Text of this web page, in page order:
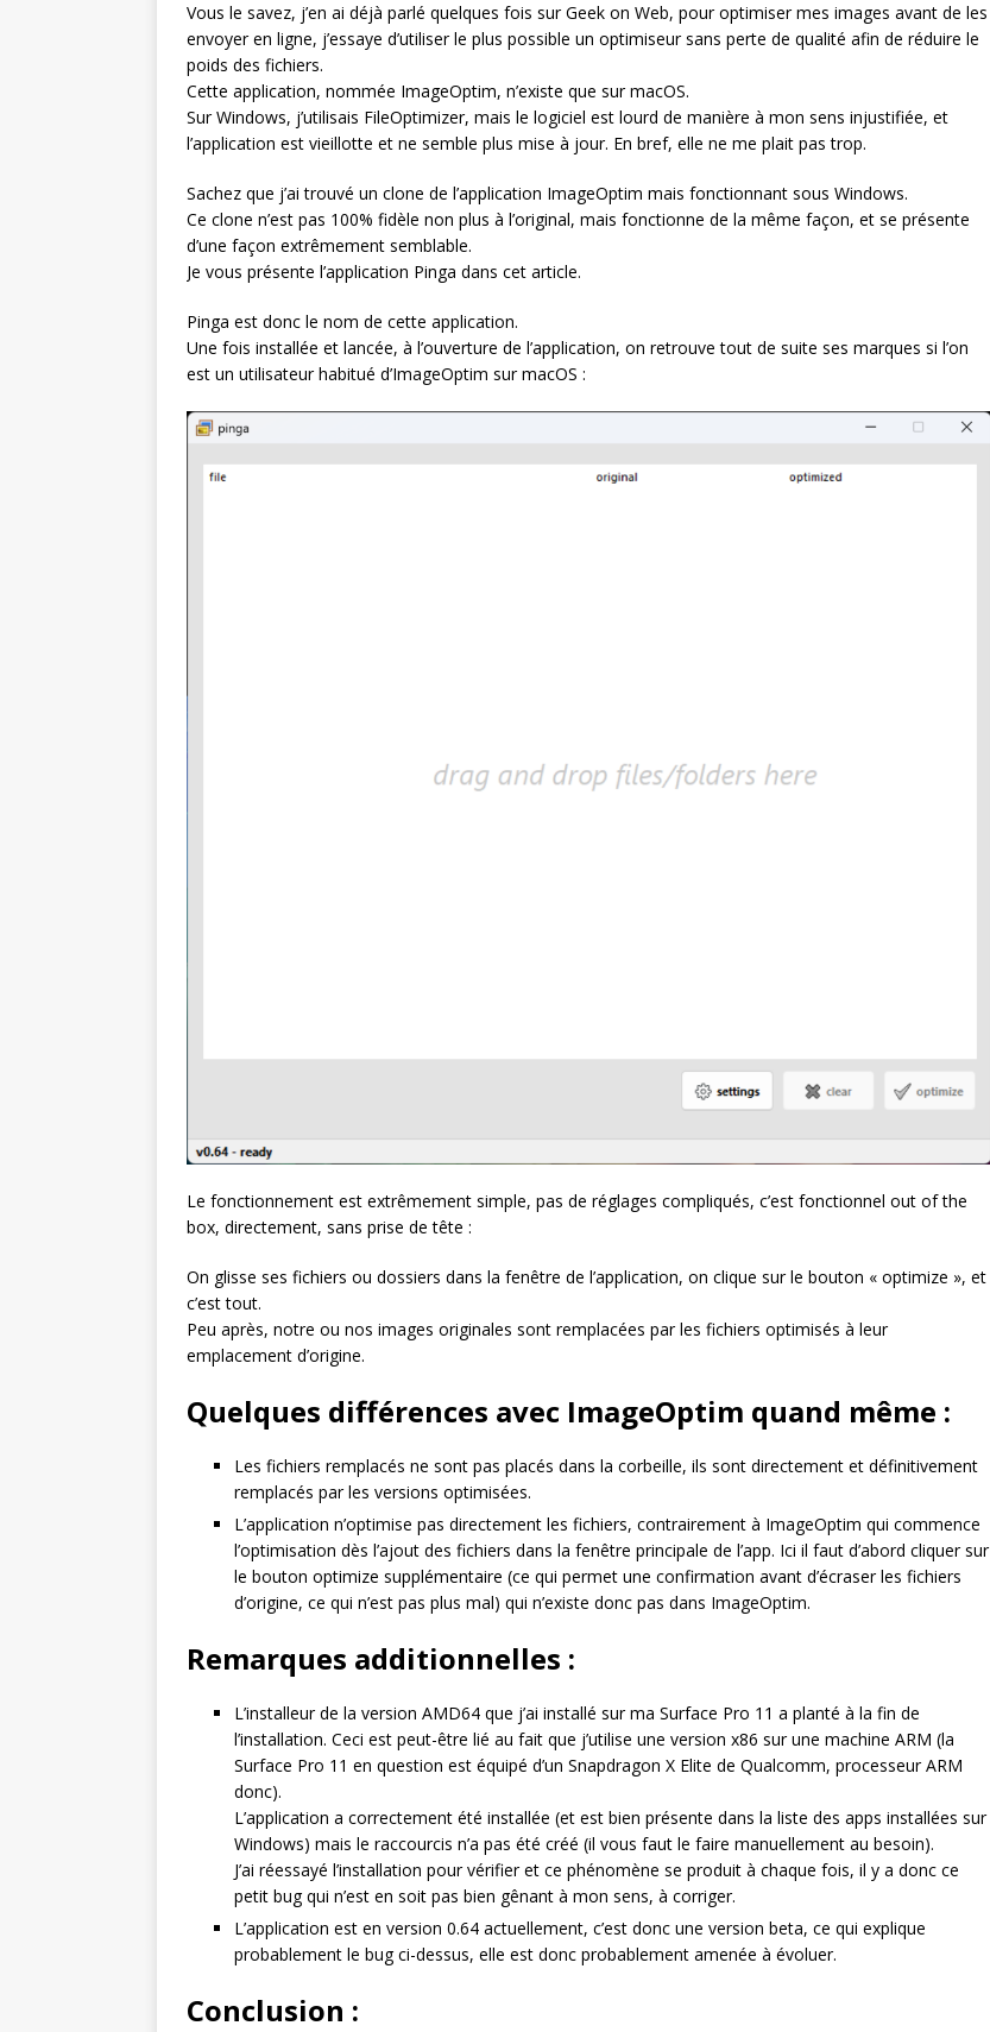
Vous le savez, j’en ai déjà parlé quelques fois sur Geek on Web, pour optimiser mes images avant de les
envoyer en ligne, j’essaye d’utiliser le plus possible un optimiseur sans perte de qualité afin de réduire le
poids des fichiers.
Cette application, nommée ImageOptim, n’existe que sur macOS.
Sur Windows, j’utilisais FileOptimizer, mais le logiciel est lourd de manière à mon sens injustifiée, et
l’application est vieillotte et ne semble plus mise à jour. En bref, elle ne me plait pas trop.
Sachez que j’ai trouvé un clone de l’application ImageOptim mais fonctionnant sous Windows.
Ce clone n’est pas 100% fidèle non plus à l’original, mais fonctionne de la même façon, et se présente
d’une façon extrêmement semblable.
Je vous présente l’application Pinga dans cet article.
Pinga est donc le nom de cette application.
Une fois installée et lancée, à l’ouverture de l’application, on retrouve tout de suite ses marques si l’on
est un utilisateur habitué d’ImageOptim sur macOS :
Le fonctionnement est extrêmement simple, pas de réglages compliqués, c’est fonctionnel out of the
box, directement, sans prise de tête :
On glisse ses fichiers ou dossiers dans la fenêtre de l’application, on clique sur le bouton « optimize », et
c’est tout.
Peu après, notre ou nos images originales sont remplacées par les fichiers optimisés à leur
emplacement d’origine.
Quelques différences avec ImageOptim quand même :
Les fichiers remplacés ne sont pas placés dans la corbeille, ils sont directement et définitivement
remplacés par les versions optimisées.
L’application n’optimise pas directement les fichiers, contrairement à ImageOptim qui commence
l’optimisation dès l’ajout des fichiers dans la fenêtre principale de l’app. Ici il faut d’abord cliquer sur
le bouton optimize supplémentaire (ce qui permet une confirmation avant d’écraser les fichiers
d’origine, ce qui n’est pas plus mal) qui n’existe donc pas dans ImageOptim.
Remarques additionnelles :
L’installeur de la version AMD64 que j’ai installé sur ma Surface Pro 11 a planté à la fin de
l’installation. Ceci est peut-être lié au fait que j’utilise une version x86 sur une machine ARM (la
Surface Pro 11 en question est équipé d’un Snapdragon X Elite de Qualcomm, processeur ARM
donc).
L’application a correctement été installée (et est bien présente dans la liste des apps installées sur
Windows) mais le raccourcis n’a pas été créé (il vous faut le faire manuellement au besoin).
J’ai réessayé l’installation pour vérifier et ce phénomène se produit à chaque fois, il y a donc ce
petit bug qui n’est en soit pas bien gênant à mon sens, à corriger.
L’application est en version 0.64 actuellement, c’est donc une version beta, ce qui explique
probablement le bug ci-dessus, elle est donc probablement amenée à évoluer.
Conclusion :